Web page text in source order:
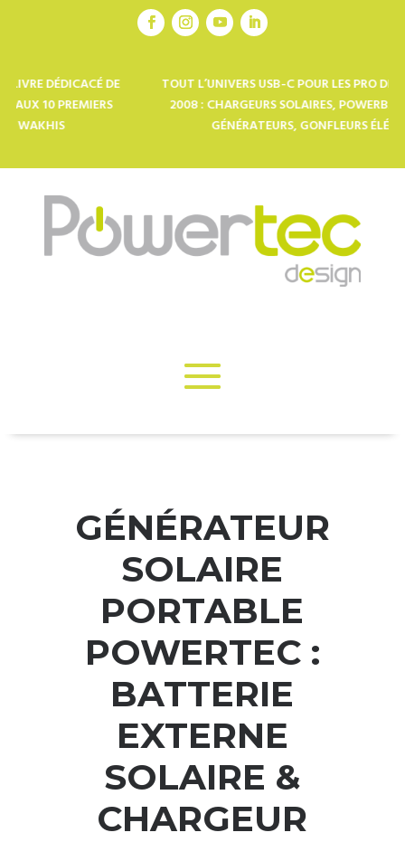
DE
TOUT L’UNIVERS USB-C POUR LES PRO DE L’OUTDOOR
2008 : CHARGEURS SOLAIRES, POWERBANKS, LAMPES
GÉNÉRATEURS, GONFLEURS ÉLÉCTRIQUES…
GÉNÉRATEUR
SOLAIRE
PORTABLE
POWERTEC :
BATTERIE
EXTERNE
SOLAIRE &
CHARGEUR